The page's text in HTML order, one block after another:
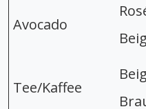
Avocado
Tee/Kaffee